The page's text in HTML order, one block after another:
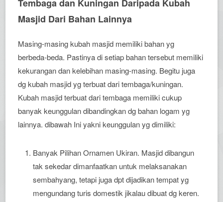
Tembaga dan Kuningan Daripada Kubah
Masjid Dari Bahan Lainnya
Masing-masing kubah masjid memiliki bahan yg
berbeda-beda. Pastinya di setiap bahan tersebut memiliki
kekurangan dan kelebihan masing-masing. Begitu juga
dg kubah masjid yg terbuat dari tembaga/kuningan.
Kubah masjid terbuat dari tembaga memiliki cukup
banyak keunggulan dibandingkan dg bahan logam yg
lainnya. dibawah Ini yakni keunggulan yg dimiliki:
Banyak Pilihan Ornamen Ukiran. Masjid dibangun
tak sekedar dimanfaatkan untuk melaksanakan
sembahyang, tetapi juga dpt dijadikan tempat yg
mengundang turis domestik jikalau dibuat dg keren.